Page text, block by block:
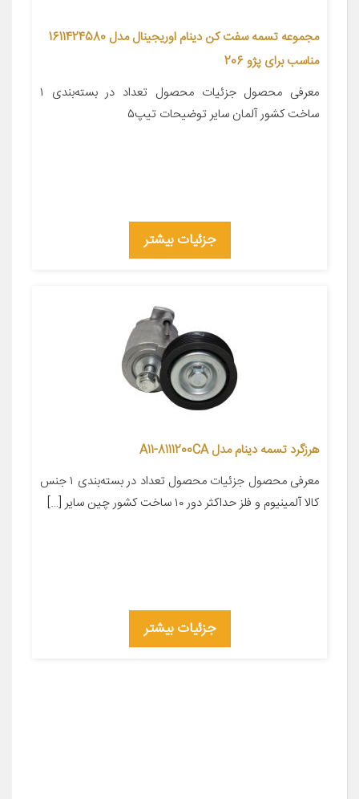
مجموعه تسمه سفت کن دینام اوریجینال مدل 1611424580
مناسب برای پژو 206
معرفی محصول جزئیات محصول تعداد در بسته‌بندی ۱
ساخت کشور آلمان سایر توضیحات تیپ۵
جزئیات بیشتر
هرزگرد تسمه دینام مدل A11-8111200CA
معرفی محصول جزئیات محصول تعداد در بسته‌بندی ۱ جنس
کالا آلمینیوم و فلز حداکثر دور ۱۰ ساخت کشور چین سایر […]
جزئیات بیشتر